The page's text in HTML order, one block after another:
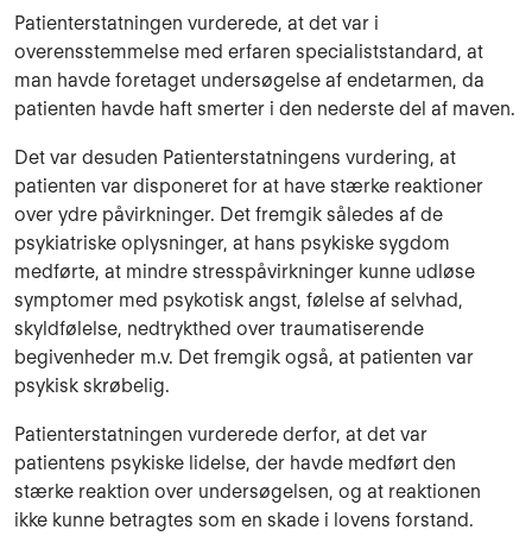
Patienterstatningen vurderede, at det var i
overensstemmelse med erfaren specialiststandard, at
man havde foretaget undersøgelse af endetarmen, da
patienten havde haft smerter i den nederste del af maven.
Det var desuden Patienterstatningens vurdering, at
patienten var disponeret for at have stærke reaktioner
over ydre påvirkninger. Det fremgik således af de
psykiatriske oplysninger, at hans psykiske sygdom
medførte, at mindre stresspåvirkninger kunne udløse
symptomer med psykotisk angst, følelse af selvhad,
skyldfølelse, nedtrykthed over traumatiserende
begivenheder m.v. Det fremgik også, at patienten var
psykisk skrøbelig.
Patienterstatningen vurderede derfor, at det var
patientens psykiske lidelse, der havde medført den
stærke reaktion over undersøgelsen, og at reaktionen
ikke kunne betragtes som en skade i lovens forstand.